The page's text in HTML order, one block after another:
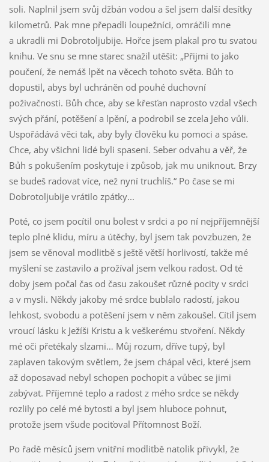
soli. Naplnil jsem svůj džbán vodou a šel jsem další desítky
kilometrů. Pak mne přepadli loupežníci, omráčili mne
a ukradli mi Dobrotoljubije. Hořce jsem plakal pro tu svatou
knihu. Ve snu se mne starec snažil utěšit: „Přijmi to jako
poučení, že nemáš lpět na věcech tohoto světa. Bůh to
dopustil, abys byl uchráněn od pouhé duchovní
poživačnosti. Bůh chce, aby se křesťan naprosto vzdal všech
svých přání, potěšení a lpění, a podrobil se zcela Jeho vůli.
Uspořádává věci tak, aby byly člověku ku pomoci a spáse.
Chce, aby všichni lidé byli spaseni. Seber odvahu a věř, že
Bůh s pokušením poskytuje i způsob, jak mu uniknout. Brzy
se budeš radovat více, než nyní truchlíš.“ Po čase se mi
Dobrotoljubije vrátilo zpátky...
Poté, co jsem pocítil onu bolest v srdci a po ní nejpříjemnější
teplo plné klidu, míru a útěchy, byl jsem tak povzbuzen, že
jsem se věnoval modlitbě s ještě větší horlivostí, takže mé
myšlení se zastavilo a prožíval jsem velkou radost. Od té
doby jsem počal čas od času zakoušet různé pocity v srdci
a v mysli. Někdy jakoby mé srdce bublalo radostí, jakou
lehkost, svobodu a potěšení jsem v něm zakoušel. Cítil jsem
vroucí lásku k Ježíši Kristu a k veškerému stvoření. Někdy
mé oči přetékaly slzami… Můj rozum, dříve tupý, byl
zaplaven takovým světlem, že jsem chápal věci, které jsem
až doposavad nebyl schopen pochopit a vůbec se jimi
zabývat. Příjemné teplo a radost z mého srdce se někdy
rozlily po celé mé bytosti a byl jsem hluboce pohnut,
protože jsem všude pociťoval Přítomnost Boží.
Po řadě měsíců jsem vnitřní modlitbě natolik přivykl, že